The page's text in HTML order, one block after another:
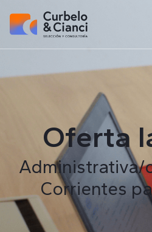
Oferta
Administrativa/
Corrientes